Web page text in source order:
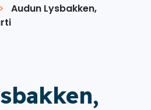
>
Audun Lysbakken,